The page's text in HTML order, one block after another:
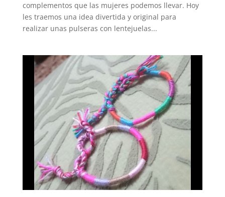
complementos que las mujeres podemos llevar. Hoy
les traemos una idea divertida y original para
realizar unas pulseras con lentejuelas...